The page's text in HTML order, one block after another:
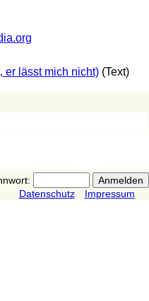
er lässt mich nicht) (Text)
Datenschutz
Impressum